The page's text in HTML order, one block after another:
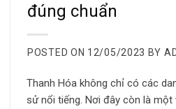
đúng chuẩn
POSTED ON 12/05/2023 BY
Thanh Hóa không chỉ có các
sử nổi tiếng. Nơi đây còn là một